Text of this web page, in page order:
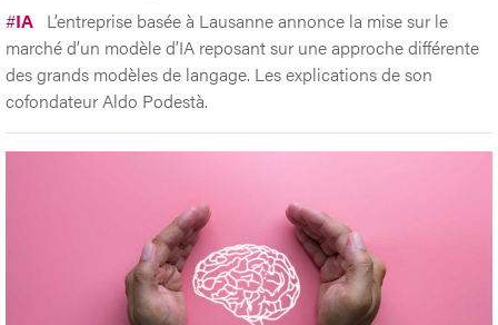
#IA L’entreprise basée à Lausanne annonce la mise sur le
marché d’un modèle d’IA reposant sur une approche différente
des grands modèles de langage. Les explications de son
cofondateur Aldo Podestà.